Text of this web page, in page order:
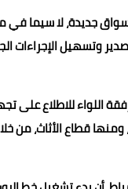
جديدة، لا سيما في
وتسهيل الإجراءات
لزيارة ميناء دمياط برفقة
قطاع الأثاث، من